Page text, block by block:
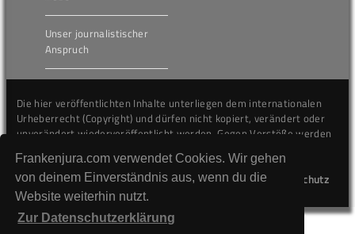
Frankenjura.com verwendet Cookies. Wir gehen
von deinem Einverständnis aus, wenn du die
Website weiterhin nutzt.
Zur Datenschutzerklärung
Unser journalistischer
Anspruch
Die hier veröffentlichten Inhalte unterliegen dem internationalen
Urheberrecht (Copyright) und dürfen nicht kopiert, verändert oder
unverändert wiederveröffentlicht werden. Gegen Verstöße werden
Kontakt
Impressum Datenschutz